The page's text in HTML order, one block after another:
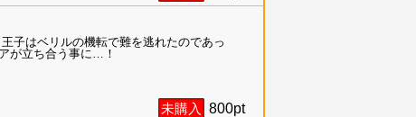
子はベリルの機転で難を逃れたのであっ
が立ち合う事に…！
未購入 800pt